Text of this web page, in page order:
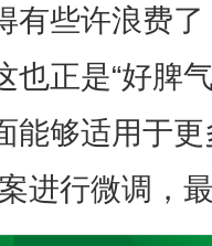
有些许浪费
也正是“好脾
能够适用于
进行微调，